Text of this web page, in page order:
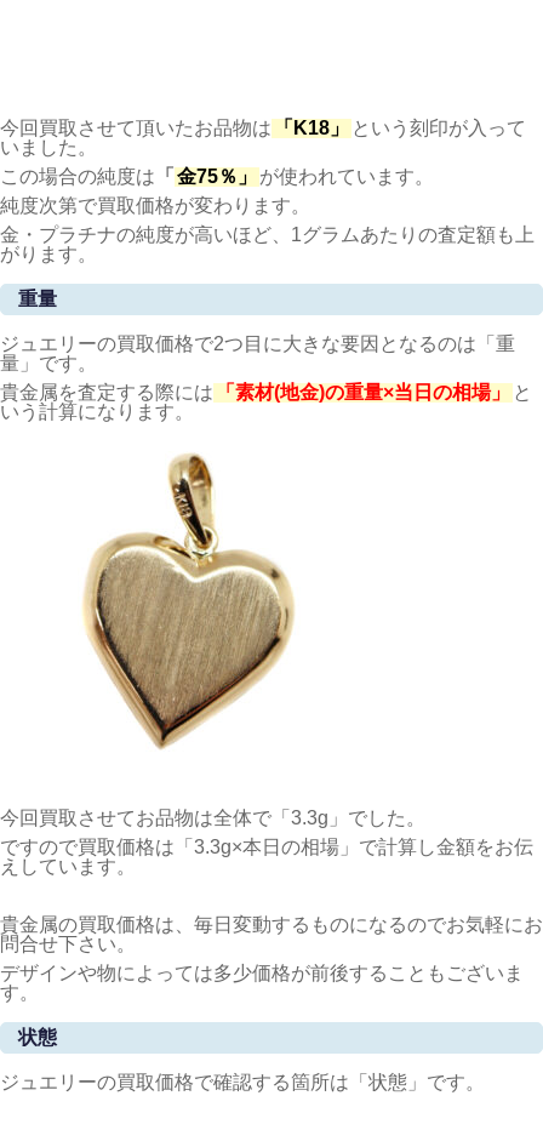
今回買取させて頂いたお品物は 「K18」
という刻印が入って
いました。
この場合の純度は 「 金75％」
が使われています。
純度次第で買取価格が変わります。
金・プラチナの純度が高いほど、1グラムあたりの査定額も上
がります。
重量
ジュエリーの買取価格で2つ目に大きな要因となるのは「重
量」です。
貴金属を査定する際には
「素材(地金)の重量×当日の相場」
と
いう計算になります。
今回買取させてお品物は全体で「3.3g」でした。
ですので買取価格は「3.3g×本日の相場」で計算し金額をお伝
えしています。
貴金属の買取価格は、毎日変動するものになるのでお気軽にお
問合せ下さい。
デザインや物によっては多少価格が前後することもございま
す。
状態
ジュエリーの買取価格で確認する箇所は「状態」です。